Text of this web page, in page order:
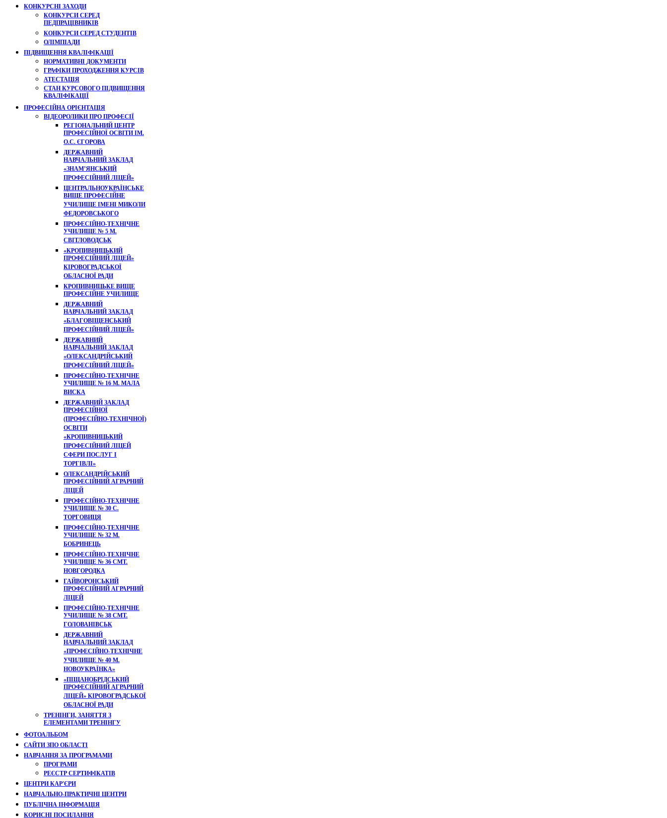
КОНКУРСНІ ЗАХОДИ
КОНКУРСИ СЕРЕД
ПЕДПРАЦІВНИКІВ
КОНКУРСИ СЕРЕД СТУДЕНТІВ
ОЛІМПІАДИ
ПІДВИЩЕННЯ КВАЛІФІКАЦІЇ
НОРМАТИВНІ ДОКУМЕНТИ
ГРАФІКИ ПРОХОДЖЕННЯ КУРСІВ
АТЕСТАЦІЯ
СТАН КУРСОВОГО ПІДВИЩЕННЯ
КВАЛІФІКАЦІЇ
ПРОФЕСІЙНА ОРІЄНТАЦІЯ
ВІДЕОРОЛИКИ ПРО ПРОФЕСІЇ
РЕГІОНАЛЬНИЙ ЦЕНТР
ПРОФЕСІЙНОЇ ОСВІТИ ІМ.
О.С. ЄГОРОВА
ДЕРЖАВНИЙ
НАВЧАЛЬНИЙ ЗАКЛАД
«ЗНАМ’ЯНСЬКИЙ
ПРОФЕСІЙНИЙ ЛІЦЕЙ»
ЦЕНТРАЛЬНОУКРАЇНСЬКЕ
ВИЩЕ ПРОФЕСІЙНЕ
УЧИЛИЩЕ ІМЕНІ МИКОЛИ
ФЕДОРОВСЬКОГО
ПРОФЕСІЙНО-ТЕХНІЧНЕ
УЧИЛИЩЕ № 5 М.
СВІТЛОВОДСЬК
«КРОПИВНИЦЬКИЙ
ПРОФЕСІЙНИЙ ЛІЦЕЙ»
КІРОВОГРАДСЬКОЇ
ОБЛАСНОЇ РАДИ
КРОПИВНИЦЬКЕ ВИЩЕ
ПРОФЕСІЙНЕ УЧИЛИЩЕ
ДЕРЖАВНИЙ
НАВЧАЛЬНИЙ ЗАКЛАД
«БЛАГОВІЩЕНСЬКИЙ
ПРОФЕСІЙНИЙ ЛІЦЕЙ»
ДЕРЖАВНИЙ
НАВЧАЛЬНИЙ ЗАКЛАД
«ОЛЕКСАНДРІЙСЬКИЙ
ПРОФЕСІЙНИЙ ЛІЦЕЙ»
ПРОФЕСІЙНО-ТЕХНІЧНЕ
УЧИЛИЩЕ № 16 М. МАЛА
ВИСКА
ДЕРЖАВНИЙ ЗАКЛАД
ПРОФЕСІЙНОЇ
(ПРОФЕСІЙНО-ТЕХНІЧНОЇ)
ОСВІТИ
«КРОПИВНИЦЬКИЙ
ПРОФЕСІЙНИЙ ЛІЦЕЙ
СФЕРИ ПОСЛУГ І
ТОРГІВЛІ»
ОЛЕКСАНДРІЙСЬКИЙ
ПРОФЕСІЙНИЙ АГРАРНИЙ
ЛІЦЕЙ
ПРОФЕСІЙНО-ТЕХНІЧНЕ
УЧИЛИЩЕ № 30 С.
ТОРГОВИЦЯ
ПРОФЕСІЙНО-ТЕХНІЧНЕ
УЧИЛИЩЕ № 32 М.
БОБРИНЕЦЬ
ПРОФЕСІЙНО-ТЕХНІЧНЕ
УЧИЛИЩЕ № 36 СМТ.
НОВГОРОДКА
ГАЙВОРОНСЬКИЙ
ПРОФЕСІЙНИЙ АГРАРНИЙ
ЛІЦЕЙ
ПРОФЕСІЙНО-ТЕХНІЧНЕ
УЧИЛИЩЕ № 38 СМТ.
ГОЛОВАНІВСЬК
ДЕРЖАВНИЙ
НАВЧАЛЬНИЙ ЗАКЛАД
«ПРОФЕСІЙНО-ТЕХНІЧНЕ
УЧИЛИЩЕ № 40 М.
НОВОУКРАЇНКА»
«ПІЩАНОБРІДСЬКИЙ
ПРОФЕСІЙНИЙ АГРАРНИЙ
ЛІЦЕЙ» КІРОВОГРАДСЬКОЇ
ОБЛАСНОЇ РАДИ
ТРЕНІНГИ, ЗАНЯТТЯ З
ЕЛЕМЕНТАМИ ТРЕНІНГУ
ФОТОАЛЬБОМ
САЙТИ ЗПО ОБЛАСТІ
НАВЧАННЯ ЗА ПРОГРАМАМИ
ПРОГРАМИ
РЕЄСТР СЕРТИФІКАТІВ
ЦЕНТРИ КАР'ЄРИ
НАВЧАЛЬНО-ПРАКТИЧНІ ЦЕНТРИ
ПУБЛІЧНА ІНФОРМАЦІЯ
КОРИСНІ ПОСИЛАННЯ